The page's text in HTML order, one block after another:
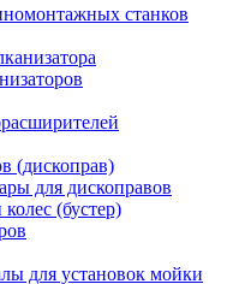
станков
(дископрав)
для дископравов
(бустер)
для установок мойки